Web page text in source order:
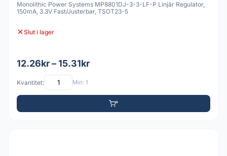
Monolithic Power Systems MP8801DJ-3-3-LF-P Linjär Regulator,
150mA, 3.3V Fast/Justerbar, TSOT23-5
Slut i lager
12.26kr – 15.31kr
Kvantitet: Min: 1